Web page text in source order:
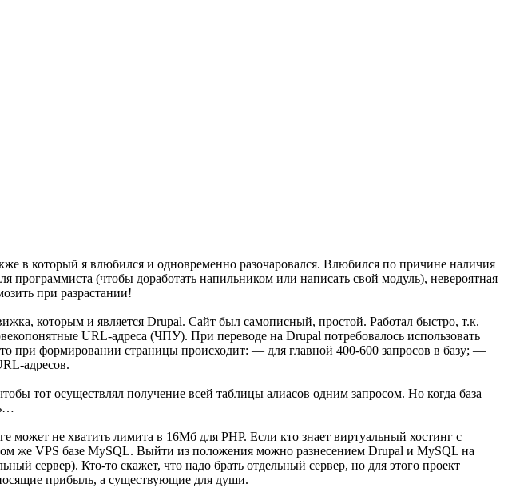
в который я влюбился и одновременно разочаровался. Влюбился по причине наличия
(чтобы доработать напильником или написать свой модуль), невероятная
при разрастании!
которым и является Drupal. Сайт был самописный, простой. Работал быстро, т.к.
URL-адреса (ЧПУ). При переводе на Drupal потребовалось использовать
при формировании страницы происходит: — для главной 400-600 запросов в базу; —
адресов.
тот осуществлял получение всей таблицы алиасов одним запросом. Но когда база
не хватить лимита в 16Мб для PHP. Если кто знает виртуальный хостинг с
же VPS базе MySQL. Выйти из положения можно разнесением Drupal и MySQL на
сервер). Кто-то скажет, что надо брать отдельный сервер, но для этого проект
прибыль, а существующие для души.